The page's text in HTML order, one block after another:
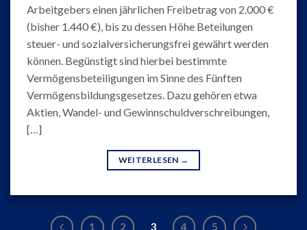
Arbeitgebers einen jährlichen Freibetrag von 2.000 €
(bisher 1.440 €), bis zu dessen Höhe Beteilungen
steuer- und sozialversicherungsfrei gewährt werden
können. Begünstigt sind hierbei bestimmte
Vermögensbeteiligungen im Sinne des Fünften
Vermögensbildungsgesetzes. Dazu gehören etwa
Aktien, Wandel- und Gewinnschuldverschreibungen,
[…]
WEITERLESEN →
1 2 3 4 5